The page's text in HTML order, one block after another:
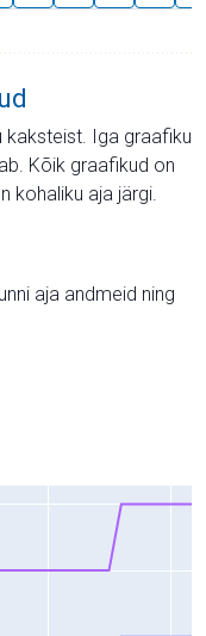
kaksteist. Iga graafiku
Kõik graafikud on
kohaliku aja järgi.
aja andmeid ning